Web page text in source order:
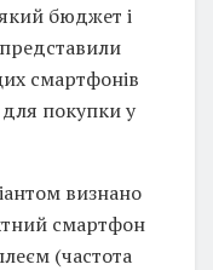
бюджет і
смартфонів
для покупки у
визнано
смартфон
(частота